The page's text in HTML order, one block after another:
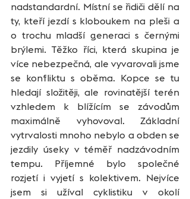
nadstandardní. Místní se řidiči dělí na
ty, kteří jezdí s kloboukem na pleši a
o trochu mladší generaci s černými
brýlemi. Těžko říci, která skupina je
více nebezpečná, ale vyvarovali jsme
se konfliktu s oběma. Kopce se tu
hledají složitěji, ale rovinatější terén
vzhledem k blížícím se závodům
maximálně vyhovoval. Základní
vytrvalosti mnoho nebylo a obden se
jezdily úseky v téměř nadzávodním
tempu. Příjemné bylo společné
rozjetí i vyjetí s kolektivem. Nejvíce
jsem si užíval cyklistiku v okolí